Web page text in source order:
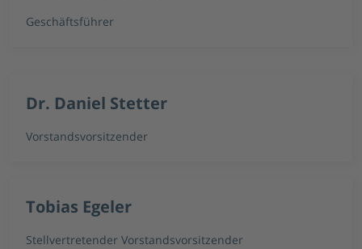
Geschäftsführer
Dr. Daniel Stetter
Vorstandsvorsitzender
Tobias Egeler
Stellvertretender Vorstandsvorsitzender